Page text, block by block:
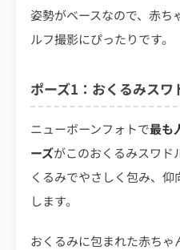
姿勢がベースなので、赤ち
ルフ撮影にぴったりです。
ポーズ1：おくるみスワ
ニューボーンフォトで最も
ーズがこのおくるみスワド
くるみでやさしく包み、
します。
おくるみに包まれた赤ち